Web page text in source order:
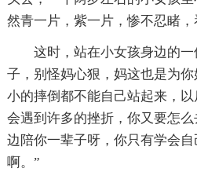
然青一片，紫一片，惨不忍睹，
这时，站在小女孩身边的
子，别怪妈心狠，妈这也是为
小的摔倒都不能自己站起来，
会遇到许多的挫折，你又要怎
边陪你一辈子呀，你只有学会
啊。”